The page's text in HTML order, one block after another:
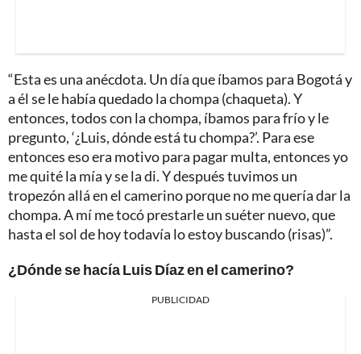
“Esta es una anécdota. Un día que íbamos para Bogotá y
a él se le había quedado la chompa (chaqueta). Y
entonces, todos con la chompa, íbamos para frío y le
pregunto, ‘¿Luis, dónde está tu chompa?’. Para ese
entonces eso era motivo para pagar multa, entonces yo
me quité la mía y se la di. Y después tuvimos un
tropezón allá en el camerino porque no me quería dar la
chompa. A mí me tocó prestarle un suéter nuevo, que
hasta el sol de hoy todavía lo estoy buscando (risas)”.
¿Dónde se hacía Luis Díaz en el camerino?
PUBLICIDAD